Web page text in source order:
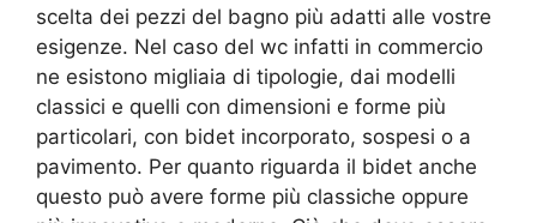
scelta dei pezzi del bagno più adatti alle vostre
esigenze. Nel caso del wc infatti in commercio
ne esistono migliaia di tipologie, dai modelli
classici e quelli con dimensioni e forme più
particolari, con bidet incorporato, sospesi o a
pavimento. Per quanto riguarda il bidet anche
questo può avere forme più classiche oppure